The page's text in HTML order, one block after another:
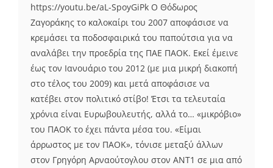
https://youtu.be/aL-SpoyGiPk Ο Θόδωρος
Ζαγοράκης το καλοκαίρι του 2007 αποφάσισε να
κρεμάσει τα ποδοσφαιρικά του παπούτσια για να
αναλάβει την προεδρία της ΠΑΕ ΠΑΟΚ. Εκεί έμεινε
έως τον Ιανουάριο του 2012 (με μια μικρή διακοπή
στο τέλος του 2009) και μετά αποφάσισε να
κατέβει στον πολιτικό στίβο! Έτσι τα τελευταία
χρόνια είναι Ευρωβουλευτής, αλλά το… «μικρόβιο»
του ΠΑΟΚ το έχει πάντα μέσα του. «Είμαι
άρρωστος με τον ΠΑΟΚ», τόνισε μεταξύ άλλων
στον Γρηγόρη Αρναούτογλου στον ΑΝΤ1 σε μια από